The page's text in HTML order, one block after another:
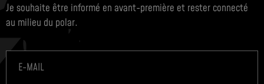
Je souhaite être informé en avant-première et rester connecté
au milieu du polar.